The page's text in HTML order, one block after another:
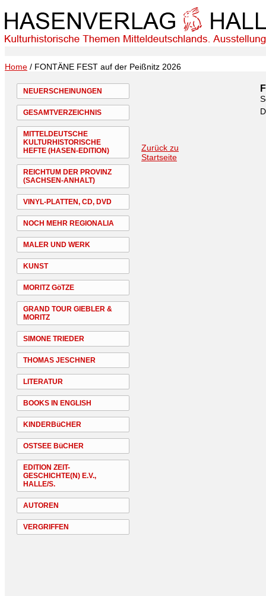
Home / FONTÄNE FEST auf der Peißnitz 2026
NEUERSCHEINUNGEN
GESAMTVERZEICHNIS
MITTELDEUTSCHE
KULTURHISTORISCHE
HEFTE (HASEN-EDITION)
REICHTUM DER PROVINZ
(SACHSEN-ANHALT)
VINYL-PLATTEN, CD, DVD
NOCH MEHR REGIONALIA
MALER UND WERK
KUNST
MORITZ GöTZE
GRAND TOUR GIEBLER &
MORITZ
SIMONE TRIEDER
THOMAS JESCHNER
LITERATUR
BOOKS IN ENGLISH
KINDERBüCHER
OSTSEE BüCHER
EDITION ZEIT-
GESCHICHTE(N) E.V.,
HALLE/S.
AUTOREN
VERGRIFFEN
Zurück zu
Startseite